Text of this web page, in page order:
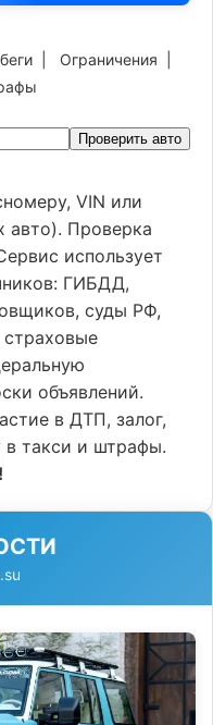
Ограничения
Проверить авто
VIN или
авто). Проверка
использует
ГИБДД,
суды РФ,
страховые
объявлений.
в ДТП, залог,
в такси и штрафы.